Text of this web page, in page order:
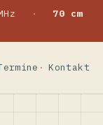
·
70 cm
Kontakt